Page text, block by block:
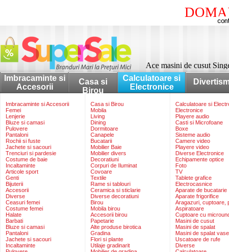
Ace masini de cusut
Imbracaminte si
Accesorii
Casa si
Birou
Calculatoare si
Electronice
Imbracaminte si Accesorii
Femei
Lenjerie
Bluze si camasi
Pulovere
Pantaloni
Rochii si fuste
Jachete si sacouri
Trenciuri si pardesie
Costume de baie
Incaltaminte
Articole sport
Genti
Bijuterii
Accesorii
Diverse
Ceasuri femei
Costume femei
Halate
Barbati
Bluze si camasi
Pantaloni
Jachete si sacouri
Incaltaminte
Casa si Birou
Mobila
Living
Dining
Dormitoare
Canapele
Bucatarii
Mobilier Baie
Mobilier divers
Decoratiuni
Corpuri de Iluminat
Covoare
Textile
Rame si tablouri
Ceramica si sticlarie
Diverse decoratiuni
Birou
Mobila birou
Accesorii birou
Papetarie
Alte produse birotica
Gradina
Flori si plante
Utilaje gradinarit
Calculatoare si
Electronice
Playere audio
Casti si Microfoane
Boxe
Sisteme audio
Camere video
Playere video
Diverse Electronice
Echipamente optice
Foto
TV
Tablete grafice
Electrocasnice
Aparate de bucatarie
Aparate frigorifice
Aragazuri, cuptoare,
Aspiratoare
Cuptoare cu
Masini de cusut
Masini de spalat
Masini de spalat vase
Uscatoare de rufe
Diverse